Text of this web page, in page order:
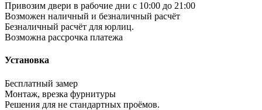
Привозим двери в рабочие дни с 10:00 до 21:00
Возможен наличный и безналичный расчёт
Безналичный расчёт для юрлиц.
Возможна рассрочка платежа
Установка
Бесплатный замер
Монтаж, врезка фурнитуры
Решения для не стандартных проёмов.